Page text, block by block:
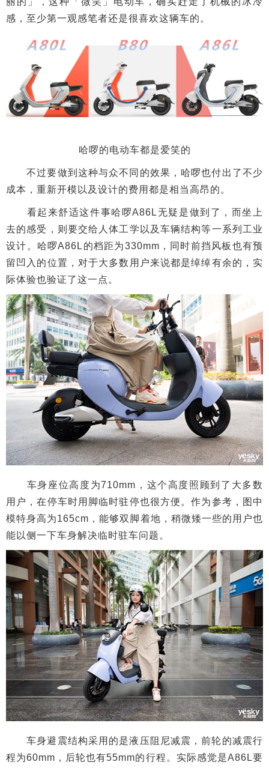
感，至少第一观感笔者还是很喜欢这辆车的。
哈啰的电动车都是爱笑的
不过要做到这种与众不同的效果，哈啰也付出了不少
成本，重新开模以及设计的费用都是相当高昂的。
看起来舒适这件事哈啰A86L无疑是做到了，而坐上
去的感受，则要交给人体工学以及车辆结构等一系列工业
设计。哈啰A86L的档距为330mm，同时前挡风板也有预
留凹入的位置，对于大多数用户来说都是绰绰有余的，实
际体验也验证了这一点。
车身座位高度为710mm，这个高度照顾到了大多数
用户，在停车时用脚临时驻停也很方便。作为参考，图中
模特身高为165cm，能够双脚着地，稍微矮一些的用户也
能以侧一下车身解决临时驻车问题。
车身避震结构采用的是液压阻尼减震，前轮的减震行
程为60mm，后轮也有55mm的行程。实际感觉是A86L要